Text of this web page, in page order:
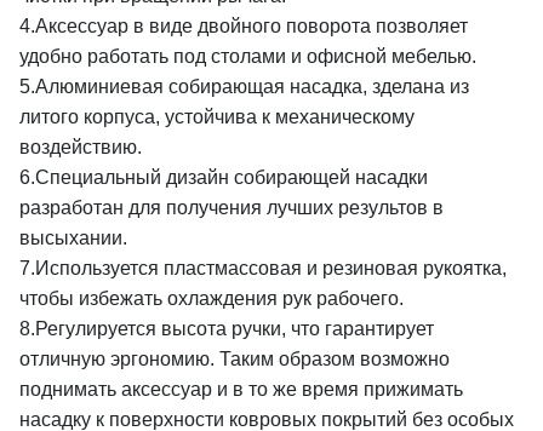
4.Аксессуар в виде двойного поворота позволяет
удобно работать под столами и офисной мебелью.
5.Алюминиевая собирающая насадка, зделана из
литого корпуса, устойчива к механическому
воздействию.
6.Специальный дизайн собирающей насадки
разработан для получения лучших результов в
высыхании.
7.Используется пластмассовая и резиновая рукоятка,
чтобы избежать охлаждения рук рабочего.
8.Регулируется высота ручки, что гарантирует
отличную эргономию. Таким образом возможно
поднимать аксессуар и в тo же время прижимать
насадку к поверхности ковровых покрытий без особых